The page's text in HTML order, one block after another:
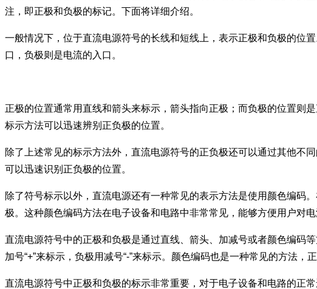
注，即正极和负极的标记。下面将详细介绍。
一般情况下，位于直流电源符号的长线和短线上，表示正极和负极的位
口，负极则是电流的入口。
正极的位置通常用直线和箭头来标示，箭头指向正极；而负极的位置则
标示方法可以迅速辨别正负极的位置。
除了上述常见的标示方法外，直流电源符号的正负极还可以通过其他不
可以迅速识别正负极的位置。
除了符号标示以外，直流电源还有一种常见的表示方法是使用颜色编码
极。这种颜色编码方法在电子设备和电路中非常常见，能够方便用户对电
直流电源符号中的正极和负极是通过直线、箭头、加减号或者颜色编码
加号“+”来标示，负极用减号“-”来标示。颜色编码也是一种常见的方法，
直流电源符号中正极和负极的标示非常重要，对于电子设备和电路的正